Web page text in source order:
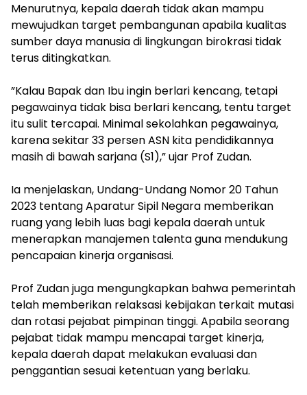
‎Menurutnya, kepala daerah tidak akan mampu
mewujudkan target pembangunan apabila kualitas
sumber daya manusia di lingkungan birokrasi tidak
terus ditingkatkan.
‎”Kalau Bapak dan Ibu ingin berlari kencang, tetapi
pegawainya tidak bisa berlari kencang, tentu target
itu sulit tercapai. Minimal sekolahkan pegawainya,
karena sekitar 33 persen ASN kita pendidikannya
masih di bawah sarjana (S1),” ujar Prof Zudan.
‎Ia menjelaskan, Undang-Undang Nomor 20 Tahun
2023 tentang Aparatur Sipil Negara memberikan
ruang yang lebih luas bagi kepala daerah untuk
menerapkan manajemen talenta guna mendukung
pencapaian kinerja organisasi.
‎Prof Zudan juga mengungkapkan bahwa pemerintah
telah memberikan relaksasi kebijakan terkait mutasi
dan rotasi pejabat pimpinan tinggi. Apabila seorang
pejabat tidak mampu mencapai target kinerja,
kepala daerah dapat melakukan evaluasi dan
penggantian sesuai ketentuan yang berlaku.